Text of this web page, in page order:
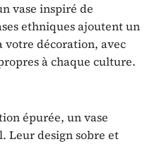
vase inspiré de
ethniques ajoutent un
décoration, avec
à chaque culture.
épurée, un vase
Leur design sobre et